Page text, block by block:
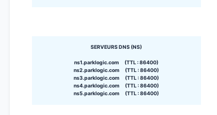
SERVEURS DNS (NS)
ns1.parklogic.com (TTL : 86400)
ns2.parklogic.com (TTL : 86400)
ns3.parklogic.com (TTL : 86400)
ns4.parklogic.com (TTL : 86400)
ns5.parklogic.com (TTL : 86400)